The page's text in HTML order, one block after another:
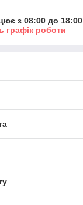
з 08:00 до 18:00
графік роботи